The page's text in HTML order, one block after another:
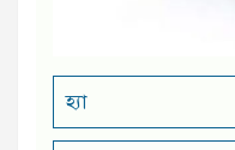
হ্যা